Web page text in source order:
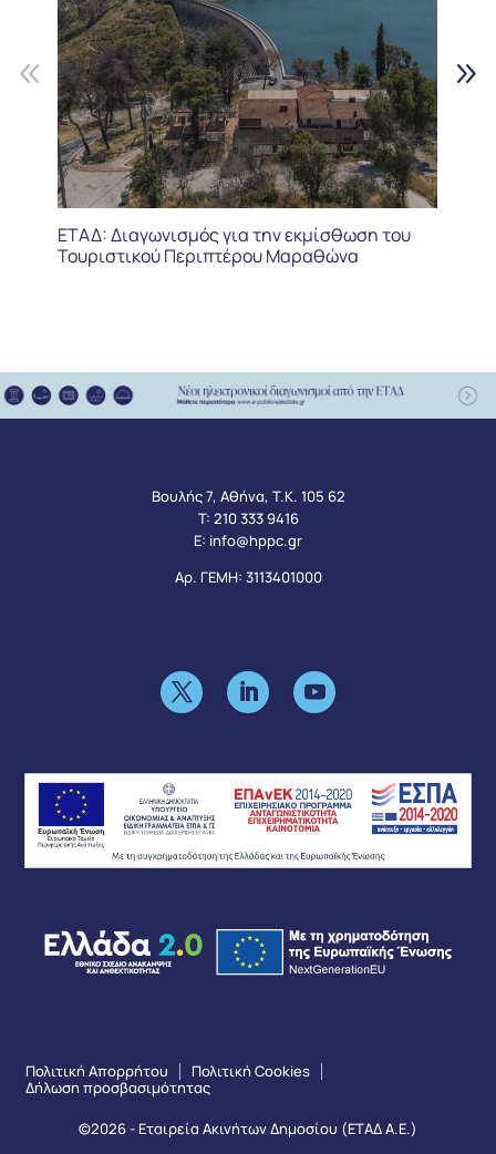
ΕΤΑΔ: Διαγωνισμός για την εκμίσθωση του
Τουριστικού Περιπτέρου Μαραθώνα
Βουλής 7, Αθήνα, Τ.Κ. 105 62
Τ: 210 333 9416
Ε: info@hppc.gr
Αρ. ΓΕΜΗ: 3113401000
Πολιτική Απορρήτου
Πολιτική Cookies
Δήλωση προσβασιμότητας
©2026 - Εταιρεία Ακινήτων Δημοσίου (ΕΤΑΔ Α.Ε.)